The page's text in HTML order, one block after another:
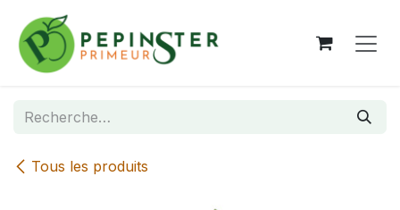
Se rendre au contenu
Tous les produits